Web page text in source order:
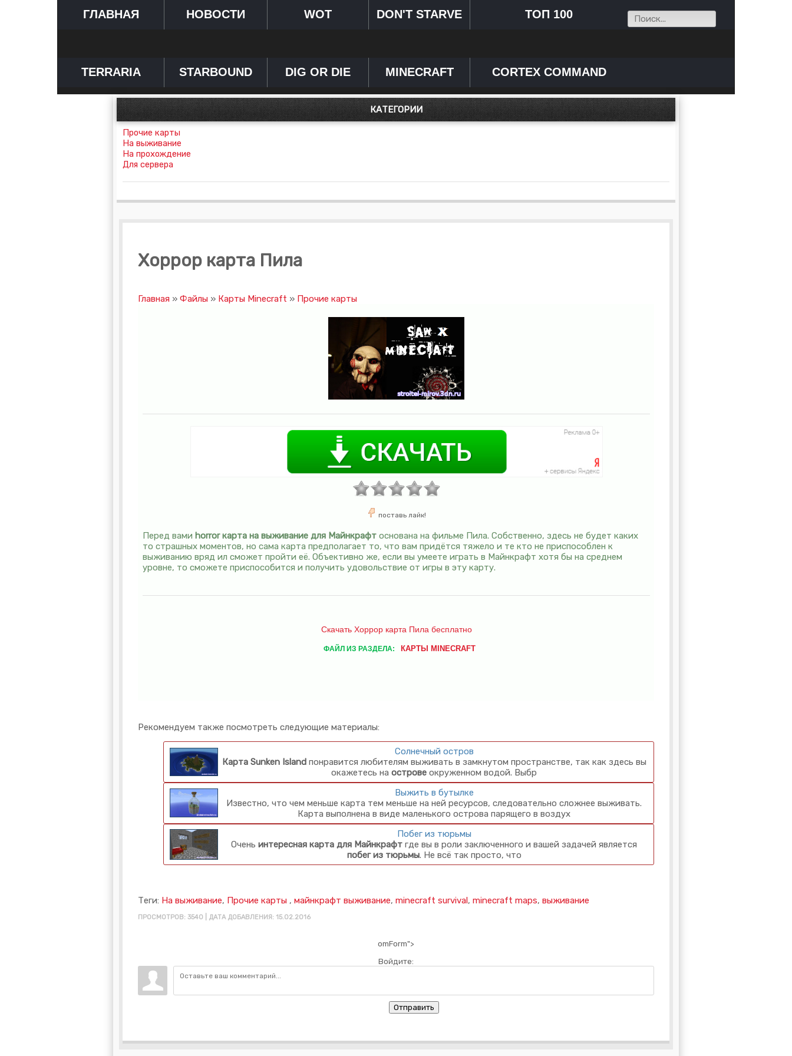
ГЛАВНАЯ НОВОСТИ WOT DON'T STARVE ТОП 100
TERRARIA STARBOUND DIG OR DIE MINECRAFT CORTEX COMMAND
КАТЕГОРИИ
Прочие карты
На выживание
На прохождение
Для сервера
Хоррор карта Пила
Главная » Файлы » Карты Minecraft » Прочие карты
поставь лайк!
Перед вами horror карта на выживание для Майнкрафт основана на фильме Пила. Собственно, здесь не будет каких
то страшных моментов, но сама карта предполагает то, что вам придётся тяжело и те кто не приспособлен к
выживанию вряд ил сможет пройти её. Объективно же, если вы умеете играть в Майнкрафт хотя бы на среднем
уровне, то сможете приспособится и получить удовольствие от игры в эту карту.
Скачать Хоррор карта Пила бесплатно
ФАЙЛ ИЗ РАЗДЕЛА: КАРТЫ MINECRAFT
Рекомендуем также посмотреть следующие материалы:
Солнечный остров
Карта Sunken Islandпонравится любителям выживать в замкнутом пространстве, так как здесь вы
окажетесь на острове окруженном водой. Выбр
Выжить в бутылке
Известно, что чем меньше карта тем меньше на ней ресурсов, следовательно сложнее выживать.
Карта выполнена в виде маленького острова парящего в воздух
Побег из тюрьмы
Очень интересная карта для Майнкрафт где вы в роли заключенного и вашей задачей является
побег из тюрьмы. Не всё так просто, что
Теги: На выживание, Прочие карты , майнкрафт выживание, minecraft survival, minecraft maps, выживание
ПРОСМОТРОВ: 3540 | ДАТА ДОБАВЛЕНИЯ: 15.02.2016
omForm">
Войдите:
Отправить